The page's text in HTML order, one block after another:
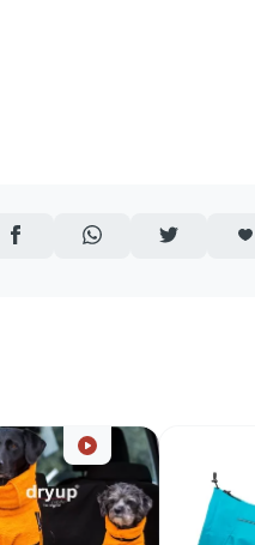
AUF FACEBOOK TEILEN
ÜBER WHATSAPP TEILEN
AUF TWITTER